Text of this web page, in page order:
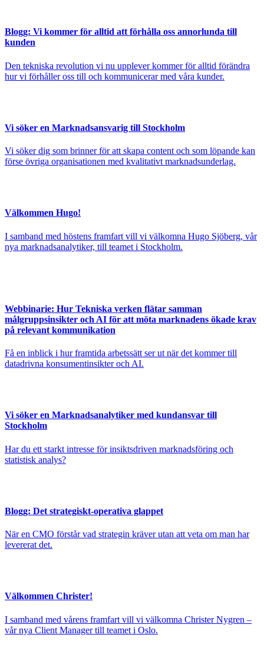
Blogg: Vi kommer för alltid att förhålla oss annorlunda till
kunden
Den tekniska revolution vi nu upplever kommer för alltid förändra
hur vi förhåller oss till och kommunicerar med våra kunder.
Vi söker en Marknadsansvarig till Stockholm
Vi söker dig som brinner för att skapa content och som löpande kan
förse övriga organisationen med kvalitativt marknadsunderlag.
Välkommen Hugo!
I samband med höstens framfart vill vi välkomna Hugo Sjöberg, vår
nya marknadsanalytiker, till teamet i Stockholm.
Webbinarie: Hur Tekniska verken flätar samman
målgruppsinsikter och AI för att möta marknadens ökade krav
på relevant kommunikation
Få en inblick i hur framtida arbetssätt ser ut när det kommer till
datadrivna konsumentinsikter och AI.
Vi söker en Marknadsanalytiker med kundansvar till
Stockholm
Har du ett starkt intresse för insiktsdriven marknadsföring och
statistisk analys?
Blogg: Det strategiskt-operativa glappet
När en CMO förstår vad strategin kräver utan att veta om man har
levererat det.
Välkommen Christer!
I samband med vårens framfart vill vi välkomna Christer Nygren –
vår nya Client Manager till teamet i Oslo.